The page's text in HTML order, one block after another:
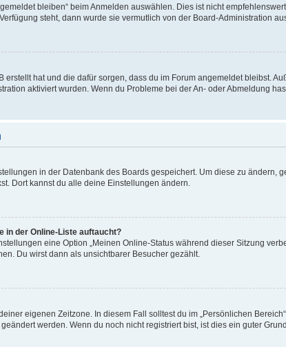
bleiben“ beim Anmelden auswählen. Dies ist nicht
steht, dann wurde sie vermutlich von der Board-Administration
erstellt hat und die dafür sorgen, dass du im Forum angemeldet bleibst.
aktiviert wurden. Wenn du Probleme bei der An- oder Abmeldung
in der Datenbank des Boards gespeichert. Um diese zu ändern,
Dort kannst du alle deine Einstellungen ändern.
in der Online-Liste auftaucht?
eine Option „Meinen Online-Status während dieser Sitzung
Du wirst dann als unsichtbarer Besucher gezählt.
eigenen Zeitzone. In diesem Fall solltest du im „Persönlichen
werden. Wenn du noch nicht registriert bist, ist dies ein guter